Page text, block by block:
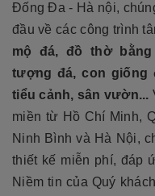
Đống Đa - Hà nội,
đầu về các công trình
mộ đá, đồ thờ
tượng đá, con giống
tiểu cảnh, sân vườn...
miền từ Hồ Chí Minh,
Ninh Bình và Hà Nội,
thiết kế miễn phí, đáp
Niềm tin của Quý